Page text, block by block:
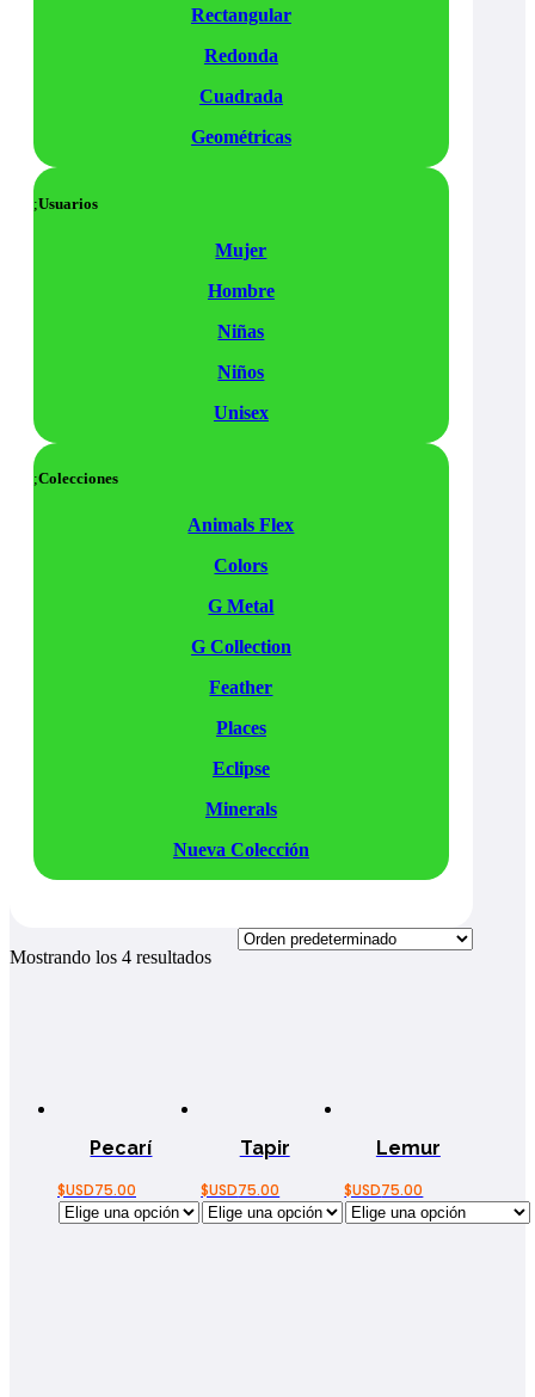
Rectangular
Redonda
Cuadrada
Geométricas
Usuarios
Mujer
Hombre
Niñas
Niños
Unisex
Colecciones
Animals Flex
Colors
G Metal
G Collection
Feather
Places
Eclipse
Minerals
Nueva Colección
Mostrando los 4 resultados
Pecarí
$USD75.00
Tapir
$USD75.00
Lemur
$USD75.00